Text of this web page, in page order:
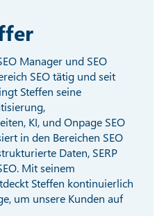
Manager und SEO
SEO tätig und seit
Steffen seine
KI, und Onpage SEO
in den Bereichen SEO
Daten, SERP
Mit seinem
Steffen kontinuierlich
um unsere Kunden auf